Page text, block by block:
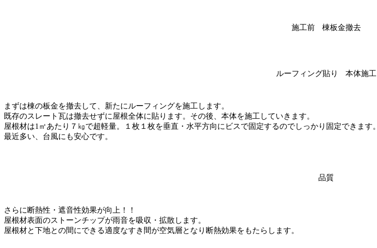
施工前 棟板金撤去
ルーフィング貼り 本体施工
まずは棟の板金を撤去して、新たにルーフィングを施工します。
既存のスレート瓦は撤去せずに屋根全体に貼ります。その後、本体を施工していきます。
屋根材は1㎡あたり７㎏で超軽量。１枚１枚を垂直・水平方向にビスで固定するのでしっかり固定できます。
最近多い、台風にも安心です。
品質
さらに断熱性・遮音性効果が向上！！
屋根材表面のストーンチップが雨音を吸収・拡散します。
屋根材と下地との間にできる適度なすき間が空気層となり断熱効果をもたらします。